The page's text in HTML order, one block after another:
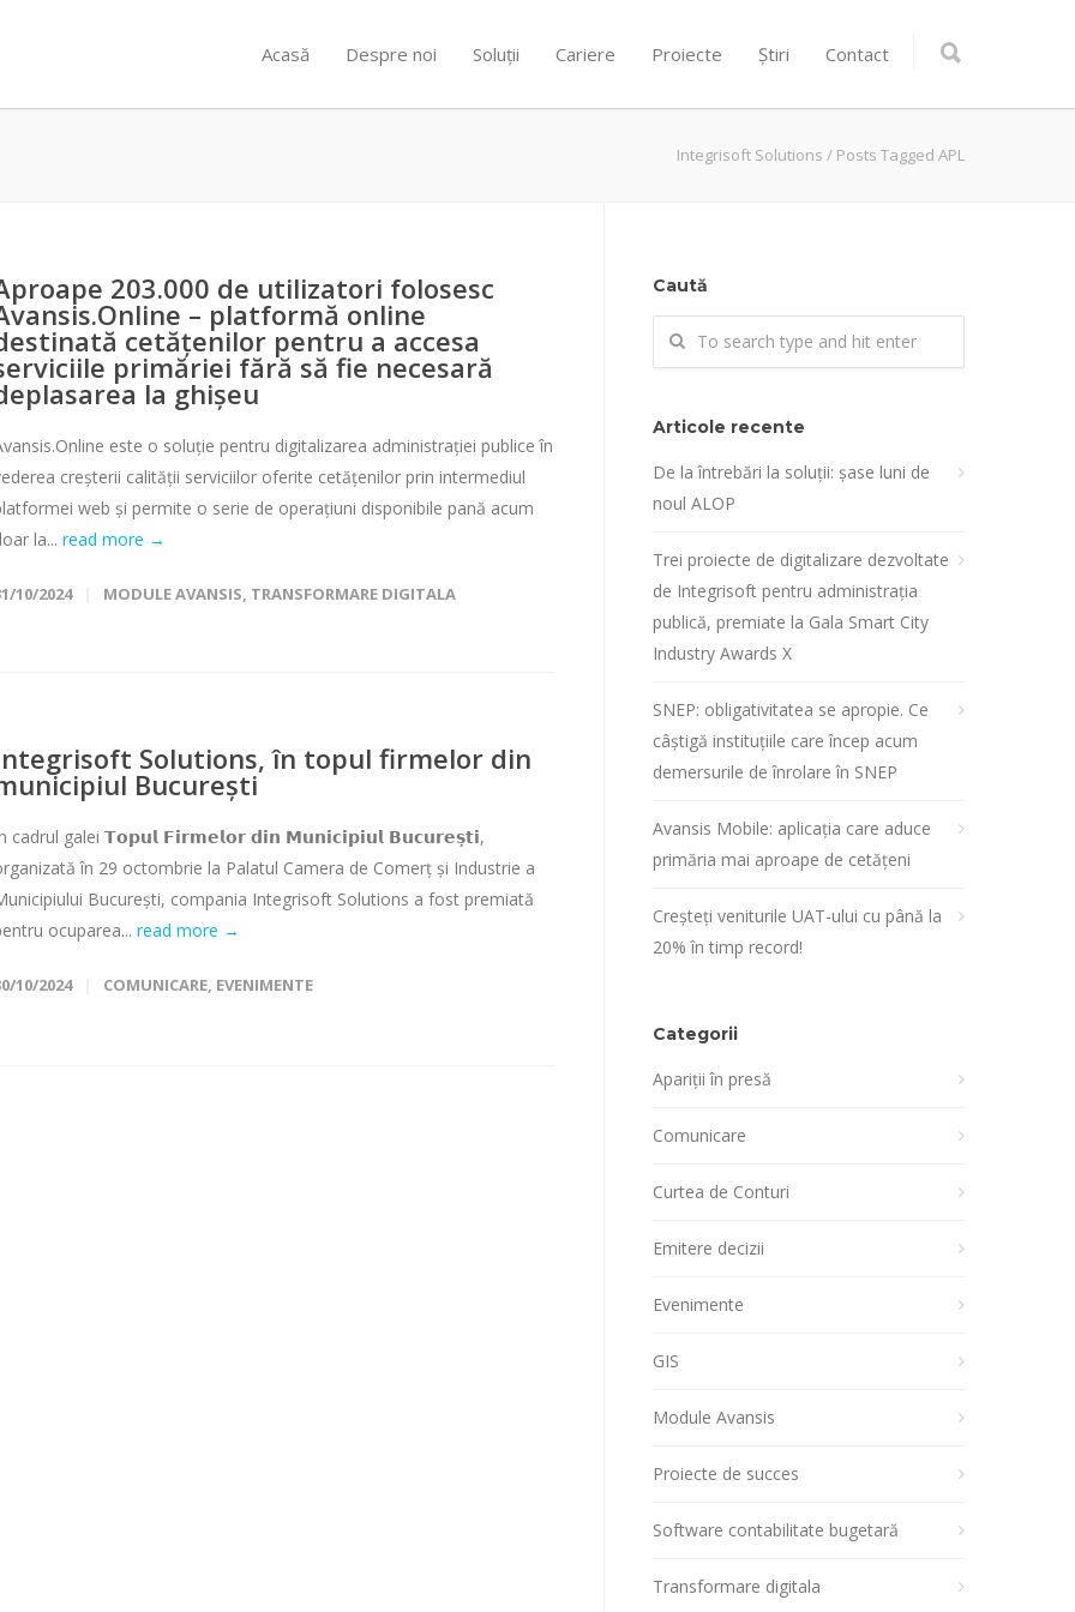
Acasă Despre noi Soluții Cariere Proiecte Știri Contact
Integrisoft Solutions / Posts Tagged APL
203.000 de utilizatori folosesc
– platformă online
cetățenilor pentru a accesa
primăriei fără să fie necesară
la ghișeu
este o soluție pentru digitalizarea administrației publice în
creșterii calității serviciilor oferite cetățenilor prin intermediul
web și permite o serie de operațiuni disponibile pană acum
la... read more →
10/2024 MODULE AVANSIS, TRANSFORMARE DIGITALA
Solutions, în topul firmelor din
București
cadrul galei 𝗧𝗼𝗽𝘂𝗹 𝗙𝗶𝗿𝗺𝗲𝗹𝗼𝗿 𝗱𝗶𝗻 𝗠𝘂𝗻𝗶𝗰𝗶𝗽𝗶𝘂𝗹 𝗕𝘂𝗰𝘂𝗿𝗲𝘀̦𝘁𝗶,
în 29 octombrie la Palatul Camera de Comerț și Industrie a
București, compania Integrisoft Solutions a fost premiată
ocuparea... read more →
10/2024 COMUNICARE, EVENIMENTE
Caută
Articole recente
De la întrebări la soluții: șase luni de
noul ALOP
Trei proiecte de digitalizare dezvoltate
de Integrisoft pentru administrația
publică, premiate la Gala Smart City
Industry Awards X
SNEP: obligativitatea se apropie. Ce
câștigă instituțiile care încep acum
demersurile de înrolare în SNEP
Avansis Mobile: aplicația care aduce
primăria mai aproape de cetățeni
Creșteți veniturile UAT-ului cu până la
20% în timp record!
Categorii
Apariții în presă
Comunicare
Curtea de Conturi
Emitere decizii
Evenimente
GIS
Module Avansis
Proiecte de succes
Software contabilitate bugetară
Transformare digitala